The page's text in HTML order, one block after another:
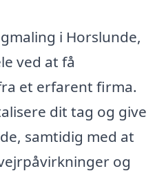
i Horslunde,
ved at få
et erfarent firma.
dit tag og give
samtidig med at
og